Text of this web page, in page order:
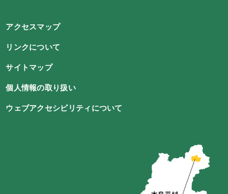
アクセスマップ
リンクについて
サイトマップ
個人情報の取り扱い
ウェブアクセシビリティについて